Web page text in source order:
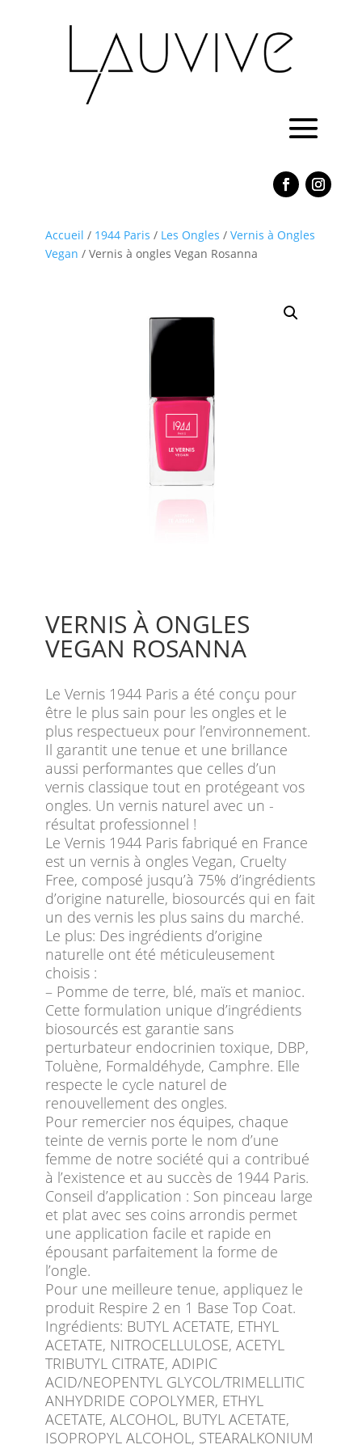
Accueil / 1944 Paris / Les Ongles / Vernis à Ongles
Vegan / Vernis à ongles Vegan Rosanna
VERNIS À ONGLES
VEGAN ROSANNA
Le Vernis 1944 Paris a été conçu pour
être le plus sain pour les ongles et le
plus respectueux pour l’environnement.
Il garantit une tenue et une brillance
aussi performantes que celles d’un
vernis classique tout en protégeant vos
ongles. Un vernis naturel avec un ­
résultat professionnel !
Le Vernis 1944 Paris fabriqué en France
est un vernis à ongles Vegan, Cruelty
Free, composé jusqu’à 75% d’ingrédients
d’origine naturelle, biosourcés qui en fait
un des vernis les plus sains du marché.
Le plus: Des ingrédients d’origine
naturelle ont été méticuleusement
choisis :
– Pomme de terre, blé, maïs et manioc.
Cette formulation unique d’ingrédients
biosourcés est garantie sans
perturbateur endocrinien toxique, DBP,
Toluène, Formaldéhyde, Camphre. Elle
respecte le cycle naturel de
renouvellement des ongles.
Pour remercier nos équipes, chaque
teinte de vernis porte le nom d’une
femme de notre société qui a contribué
à l’existence et au succès de 1944 Paris.
Conseil d’application : Son pinceau large
et plat avec ses coins arrondis permet
une application facile et rapide en
épousant ­parfaitement la forme de
l’ongle.
Pour une meilleure tenue, appliquez le
produit Respire 2 en 1 Base Top Coat.
Ingrédients: BUTYL ACETATE, ETHYL
ACETATE, NITROCELLULOSE, ACETYL
TRIBUTYL CITRATE, ADIPIC
ACID/NEOPENTYL GLYCOL/TRIMELLITIC
ANHYDRIDE COPOLYMER, ETHYL
ACETATE, ALCOHOL, BUTYL ACETATE,
ISOPROPYL ALCOHOL, STEARALKONIUM